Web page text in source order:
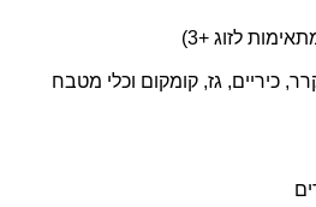
לזוג +3)
כיריים, גז, קומקום וכלי מטבח